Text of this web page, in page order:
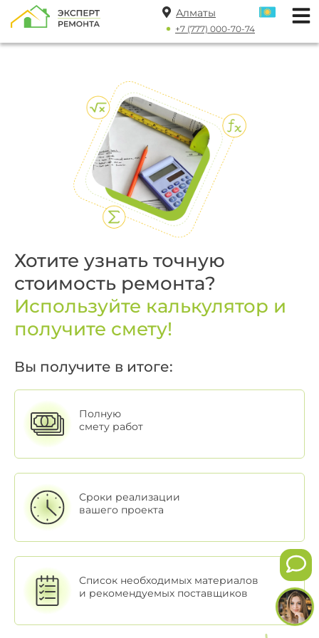
Алматы
+7 (777) 000-70-74
Хотите узнать точную
стоимость ремонта?
Используйте калькулятор и
получите смету!
Вы получите в итоге:
Полную
смету работ
Сроки реализации
вашего проекта
Список необходимых материалов
и рекомендуемых поставщиков